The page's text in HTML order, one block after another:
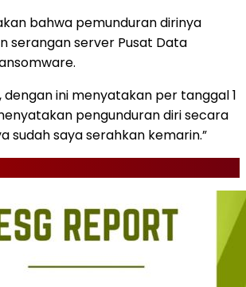
bahwa pemunduran dirinya
serangan server Pusat Data
dengan ini menyatakan per tanggal 1
pengunduran diri secara
sudah saya serahkan kemarin.”